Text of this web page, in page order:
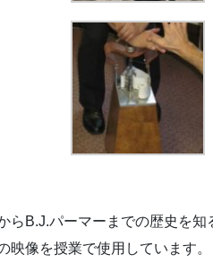
らB.J.パーマーまでの歴史を
映像を授業で使用しています。